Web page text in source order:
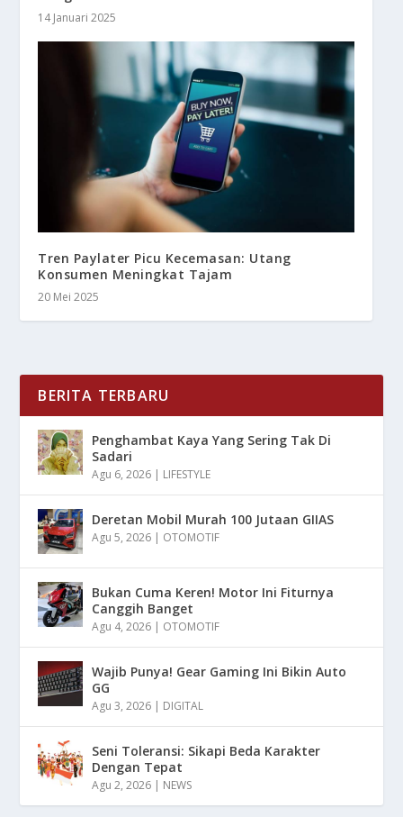
14 Januari 2025
Tren Paylater Picu Kecemasan: Utang
Konsumen Meningkat Tajam
20 Mei 2025
BERITA TERBARU
Penghambat Kaya Yang Sering Tak Di
Sadari
Agu 6, 2026 | LIFESTYLE
Deretan Mobil Murah 100 Jutaan GIIAS
Agu 5, 2026 | OTOMOTIF
Bukan Cuma Keren! Motor Ini Fiturnya
Canggih Banget
Agu 4, 2026 | OTOMOTIF
Wajib Punya! Gear Gaming Ini Bikin Auto
GG
Agu 3, 2026 | DIGITAL
Seni Toleransi: Sikapi Beda Karakter
Dengan Tepat
Agu 2, 2026 | NEWS